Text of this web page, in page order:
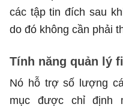
các tập tin đích sau
do đó không cần phải
Tính năng quản lý
Nó hỗ trợ số lượng
mục được chỉ định